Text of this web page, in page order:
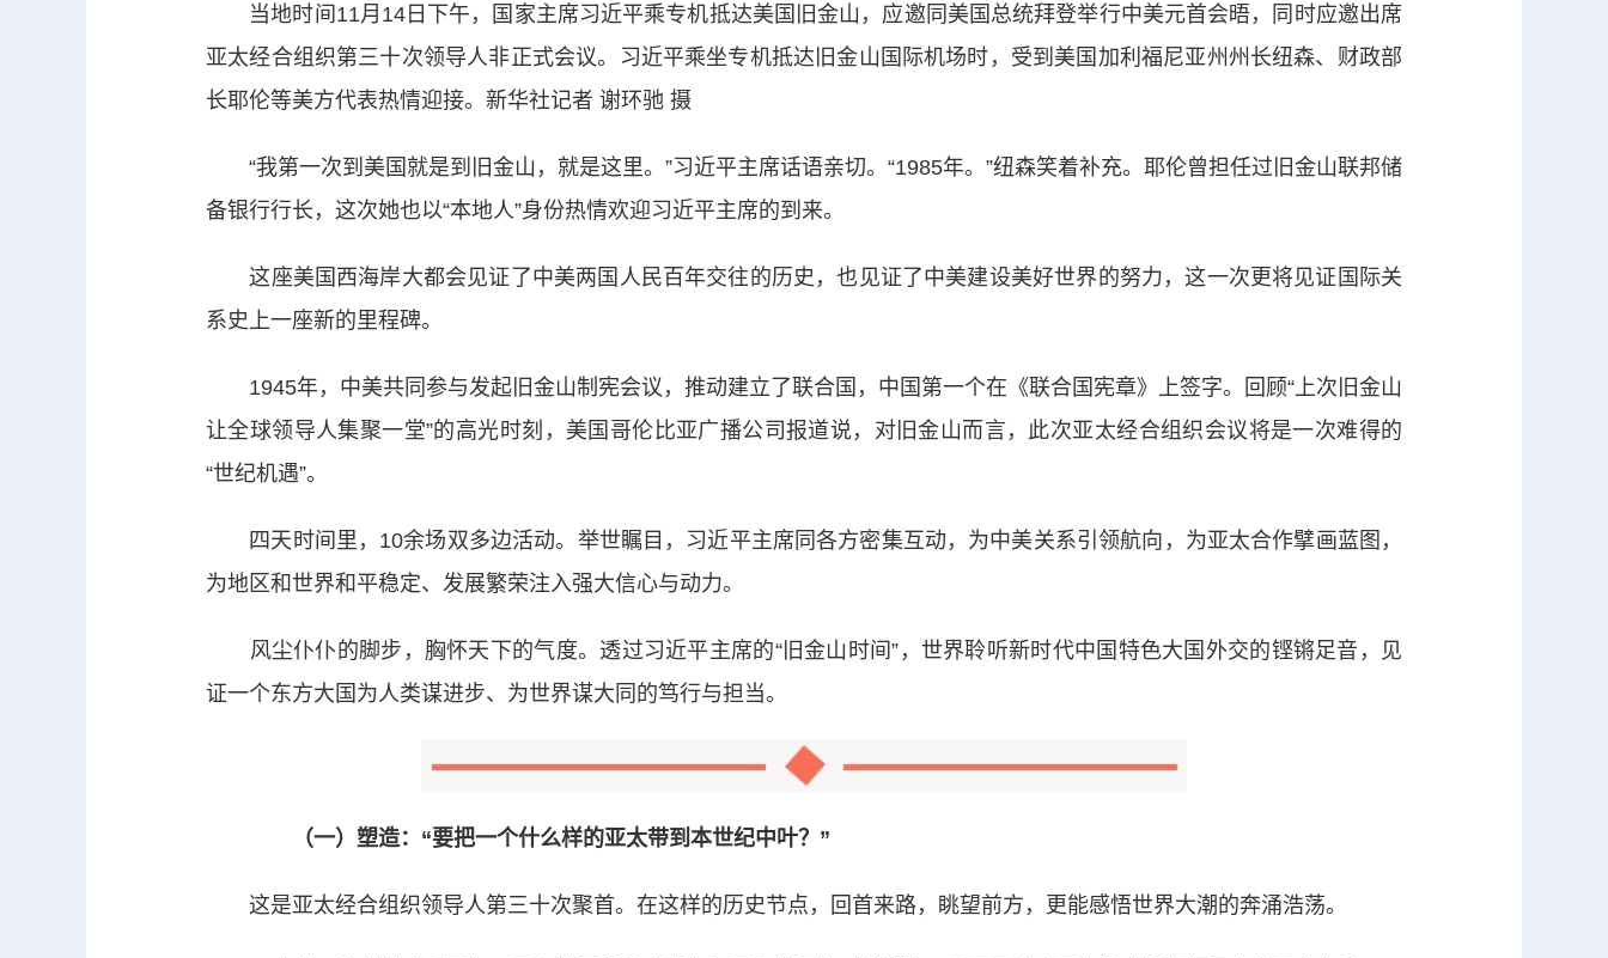
当地时间11月14日下午，国家主席习近平乘专机抵达美国旧金山，应邀同美国总统拜登举行中美元首会晤，同时应邀出席
亚太经合组织第三十次领导人非正式会议。习近平乘坐专机抵达旧金山国际机场时，受到美国加利福尼亚州州长纽森、财政部
长耶伦等美方代表热情迎接。新华社记者 谢环驰 摄
“我第一次到美国就是到旧金山，就是这里。”习近平主席话语亲切。“1985年。”纽森笑着补充。耶伦曾担任过旧金山联邦储
备银行行长，这次她也以“本地人”身份热情欢迎习近平主席的到来。
这座美国西海岸大都会见证了中美两国人民百年交往的历史，也见证了中美建设美好世界的努力，这一次更将见证国际关
系史上一座新的里程碑。
1945年，中美共同参与发起旧金山制宪会议，推动建立了联合国，中国第一个在《联合国宪章》上签字。回顾“上次旧金山
让全球领导人集聚一堂”的高光时刻，美国哥伦比亚广播公司报道说，对旧金山而言，此次亚太经合组织会议将是一次难得的
“世纪机遇”。
四天时间里，10余场双多边活动。举世瞩目，习近平主席同各方密集互动，为中美关系引领航向，为亚太合作擘画蓝图，
为地区和世界和平稳定、发展繁荣注入强大信心与动力。
风尘仆仆的脚步，胸怀天下的气度。透过习近平主席的“旧金山时间”，世界聆听新时代中国特色大国外交的铿锵足音，见
证一个东方大国为人类谋进步、为世界谋大同的笃行与担当。
（一）塑造：“要把一个什么样的亚太带到本世纪中叶？”
这是亚太经合组织领导人第三十次聚首。在这样的历史节点，回首来路，眺望前方，更能感悟世界大潮的奔涌浩荡。